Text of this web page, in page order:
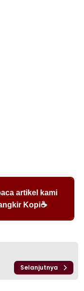
artikel kami
Kopi☕
Selanjutnya